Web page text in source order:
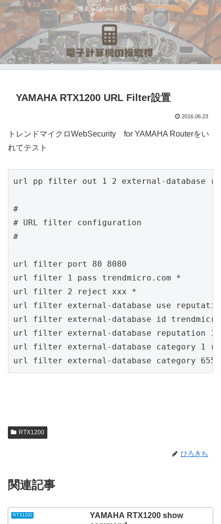
迷走しながらも前へ前へ
YAMAHA RTX1200 URL Filter設置
2016.06.23
トレンドマイクロWebSecurity for YAMAHA Routerをい
れてテスト
url pp filter out 1 2 external-database
#
# URL filter configuration
#
url filter port 80 8080
url filter 1 pass trendmicro.com *
url filter 2 reject xxx *
url filter external-database use
url filter external-database id
url filter external-database reputation 1
url filter external-database category 1
url filter external-database category
RTX1200
ひろきち
関連記事
RTX1200
YAMAHA RTX1200 show